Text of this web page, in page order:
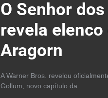
O Senhor
revela
Aragorn
A Warner Bros. revelou
Gollum, novo capítulo da